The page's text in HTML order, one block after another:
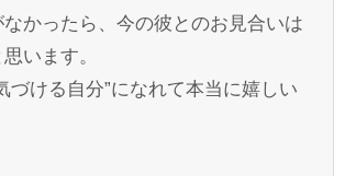
なかったら、今の彼とのお見合いは
います。
づける自分”になれて本当に嬉しい